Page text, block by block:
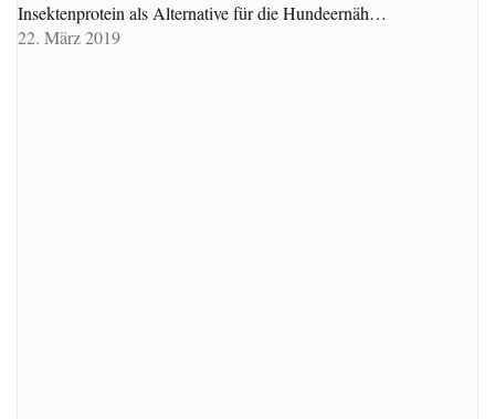
Insektenprotein als Alternative für die Hundeernäh…
22. März 2019